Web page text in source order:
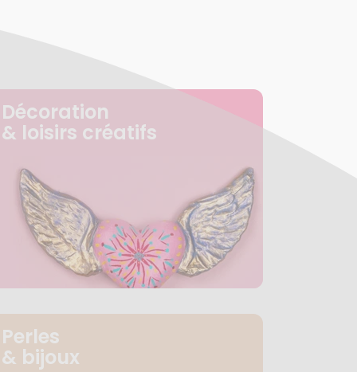
Décoration
& loisirs créatifs
Perles
& bijoux